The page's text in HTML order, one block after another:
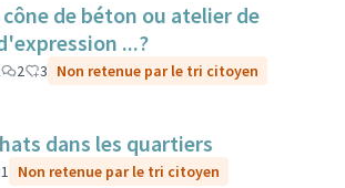
de béton ou atelier de
...?
2 3 Non retenue par le tri citoyen
dans les quartiers
1 Non retenue par le tri citoyen